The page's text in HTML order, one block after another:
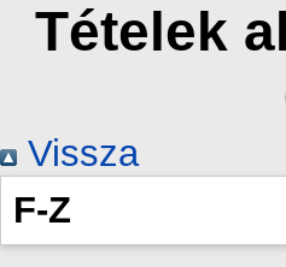
Tételek
Vissza
F-Z